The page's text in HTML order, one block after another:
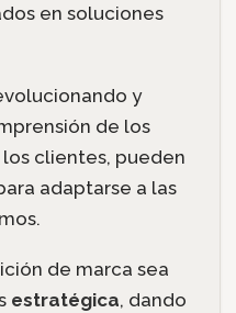
en soluciones
y
de los
clientes, pueden
adaptarse a las
de marca sea
estratégica, dando